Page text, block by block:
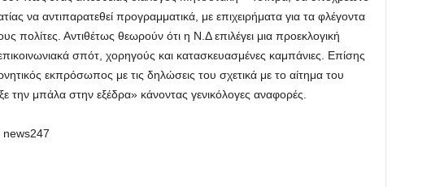
να αντιπαρατεθεί προγραμματικά, με επιχειρήματα για τα φλέγοντα
πολίτες. Αντιθέτως θεωρούν ότι η Ν.Δ επιλέγει μια προεκλογική
σπότ, χορηγούς και κατασκευασμένες καμπάνιες. Επίσης
εκπρόσωπος με τις δηλώσεις του σχετικά με το αίτημα του
την μπάλα στην εξέδρα» κάνοντας γενικόλογες αναφορές.
news247